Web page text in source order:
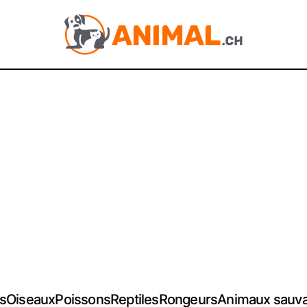
OiseauxPoissonsReptilesRongeursAnimaux